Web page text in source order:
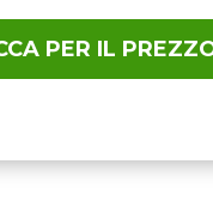
PER IL